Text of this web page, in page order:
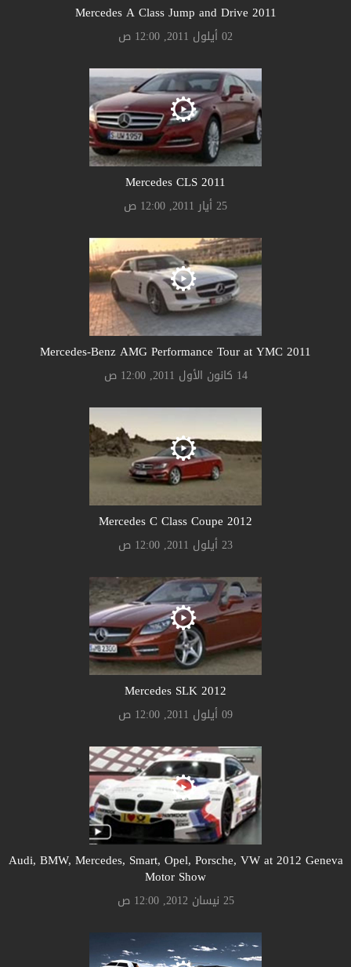
2011 Mercedes A Class Jump and Drive
02 أيلول 2011, 12:00 ص
2011 Mercedes CLS
25 أيار 2011, 12:00 ص
2011 Mercedes-Benz AMG Performance Tour at YMC
14 كانون الأول 2011, 12:00 ص
2012 Mercedes C Class Coupe
23 أيلول 2011, 12:00 ص
2012 Mercedes SLK
09 أيلول 2011, 12:00 ص
Audi, BMW, Mercedes, Smart, Opel, Porsche, VW at 2012 Geneva
Motor Show
25 نيسان 2012, 12:00 ص